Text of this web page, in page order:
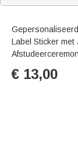
Label Sticker
€ 13,00